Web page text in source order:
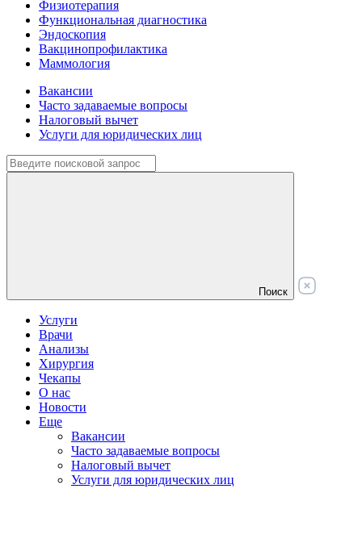
Физиотерапия
Функциональная диагностика
Эндоскопия
Вакцинопрофилактика
Маммология
Вакансии
Часто задаваемые вопросы
Налоговый вычет
Услуги для юридических лиц
Поиск
Услуги
Врачи
Анализы
Хирургия
Чекапы
О нас
Новости
Еще
Вакансии
Часто задаваемые вопросы
Налоговый вычет
Услуги для юридических лиц